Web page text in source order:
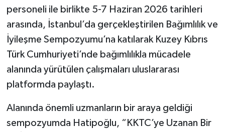
personeli ile birlikte 5-7 Haziran 2026 tarihleri
arasında, İstanbul’da gerçekleştirilen Bağımlılık ve
İyileşme Sempozyumu’na katılarak Kuzey Kıbrıs
Türk Cumhuriyeti’nde bağımlılıkla mücadele
alanında yürütülen çalışmaları uluslararası
platformda paylaştı.
Alanında önemli uzmanların bir araya geldiği
sempozyumda Hatipoğlu, “KKTC’ye Uzanan Bir